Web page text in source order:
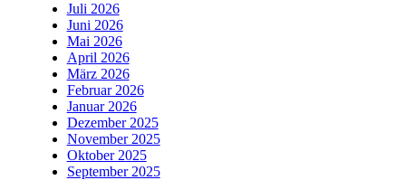
Juli 2026
Juni 2026
Mai 2026
April 2026
März 2026
Februar 2026
Januar 2026
Dezember 2025
November 2025
Oktober 2025
September 2025